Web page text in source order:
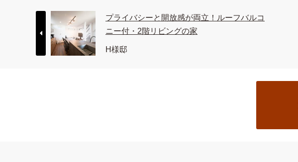
プライバシーと開放感が両立！ルーフバルコ
ニー付・2階リビングの家
H様邸